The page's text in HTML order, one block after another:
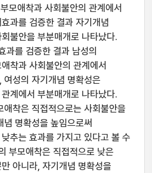
모애착과 사회불안의 관계에서
과를 검증한 결과 자기개념
불안을 부분매개로 나타났다.
과를 검증한 결과 남성의
착과 사회불안의 관계에서
성의 자기개념 명확성은
계에서 부분매개로 나타났다.
애착은 직접적으로는 사회불안을
명확성을 높임으로써
추는 효과를 가지고 있다고 볼 수
부모애착은 직접적으로 낮은
아니라, 자기개념 명확성을